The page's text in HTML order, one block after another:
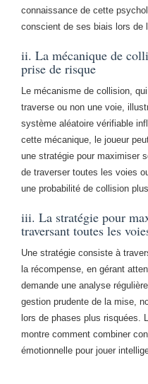
connaissance de cette
conscient de ses biais lors de
ii. La mécanique de
prise de risque
Le mécanisme de collision,
traverse ou non une voie,
système aléatoire vérifiable
cette mécanique, le joueur
une stratégie pour maximiser
de traverser toutes les voies
une probabilité de collision
iii. La stratégie pour
traversant toutes les
Une stratégie consiste à
la récompense, en gérant
demande une analyse
gestion prudente de la mise,
lors de phases plus risquées.
montre comment combiner
émotionnelle pour jouer